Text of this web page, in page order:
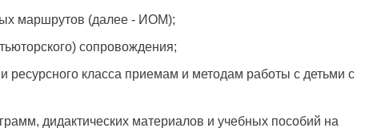
маршрутов (далее - ИОМ);
сопровождения;
ресурсного класса приемам и методам работы с детьми с
дидактических материалов и учебных пособий на